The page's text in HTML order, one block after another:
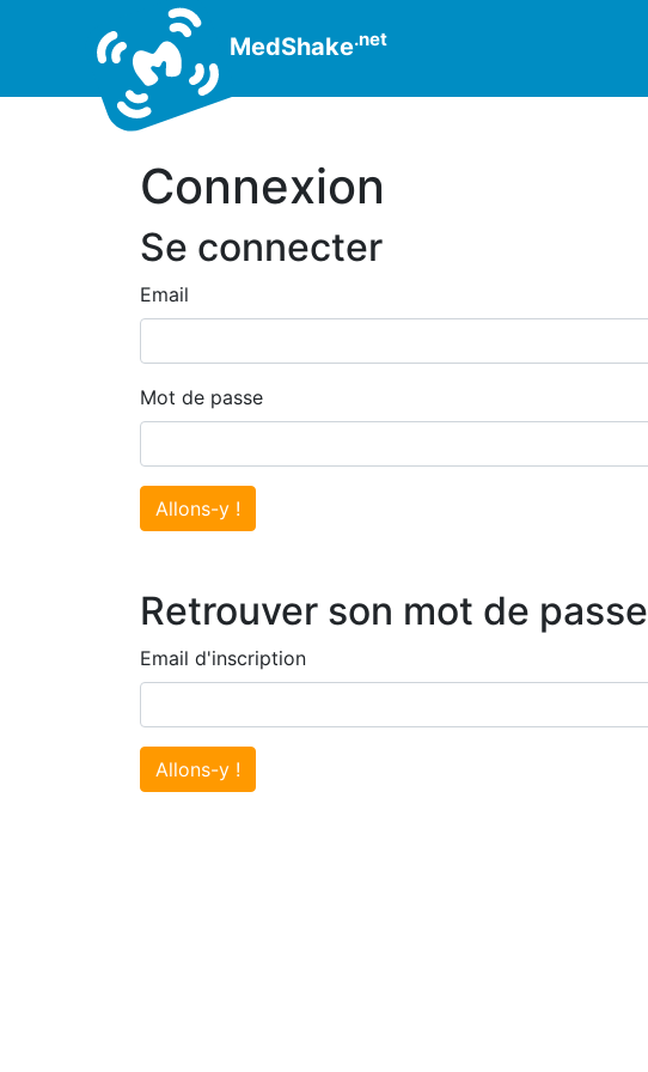
MedShake.net
Connexion
Se connecter
Email
Mot de passe
Allons-y !
Retrouver son mot de passe
Email d'inscription
Allons-y !